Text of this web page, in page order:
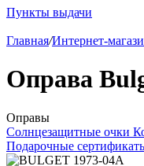
Пункты выдачи
Главная/Интернет-
Оправа
Оправы
Солнцезащитные очки
Подарочные